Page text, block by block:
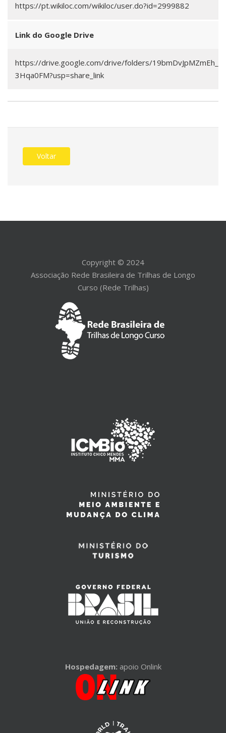
https://pt.wikiloc.com/wikiloc/user.do?id=2999882
Link do Google Drive
https://drive.google.com/drive/folders/
3Hqa0FM?usp=share_link
Voltar
Copyright © 2024
Associação Rede Brasileira de Trilhas de Longo
Curso (Rede Trilhas)
Hospedagem: apoio Onlink